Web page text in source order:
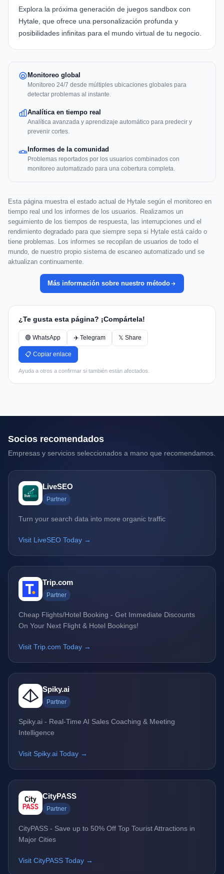
Explora la próxima generación de juegos sandbox con
Hytale, que ofrece una personalización profunda y
posibilidades infinitas para el mundo virtual de tu negocio.
Monitoreo global
Monitoreo 24/7 desde múltiples ubicaciones globales para
detectar problemas al instante.
Analítica en tiempo real
Analítica avanzada y aprendizaje automático para predecir y
prevenir cortes.
Informes de la comunidad
Problemas reportados por los usuarios combinados con
monitoreo automatizado para una cobertura completa.
Esta página muestra el estado actual de Hytale según el monitoreo en
tiempo real und los informes de los usuarios. Realizamos un
seguimiento de los tiempos de respuesta, las interrupciones und el
rendimiento degradado para que siempre sepa si Hytale está caído o
tiene problemas. Los informes se recopilan de usuarios de todo el
mundo, de nuestro propio sistema de escaneo automatizado und se
aktualizan continuamente.
Más información sobre nuestro método
¿Te gusta esta página? ¡Compártela!
🟢 WhatsApp ✈️ Telegram 𝕏 Share
📋 Copiar enlace
Ayuda a otros a confirmar si también están afectados.
Socios recomendados
Empresas y servicios seleccionados a mano que recomendamos.
LiveSEO
Partner
Turn your search data into more organic traffic
Visit LiveSEO Today →
Trip.com
Partner
Cheap Flights/Hotel Booking - Get Immediate Discounts
On Your Next Flight & Hotel Bookings!
Visit Trip.com Today →
Spiky.ai
Partner
Spiky.ai - Real-Time AI Sales Coaching & Meeting
Intelligence
Visit Spiky.ai Today →
CityPASS
Partner
CityPASS - Save up to 50% Off Top Tourist Attractions in
Major Cities
Visit CityPASS Today →